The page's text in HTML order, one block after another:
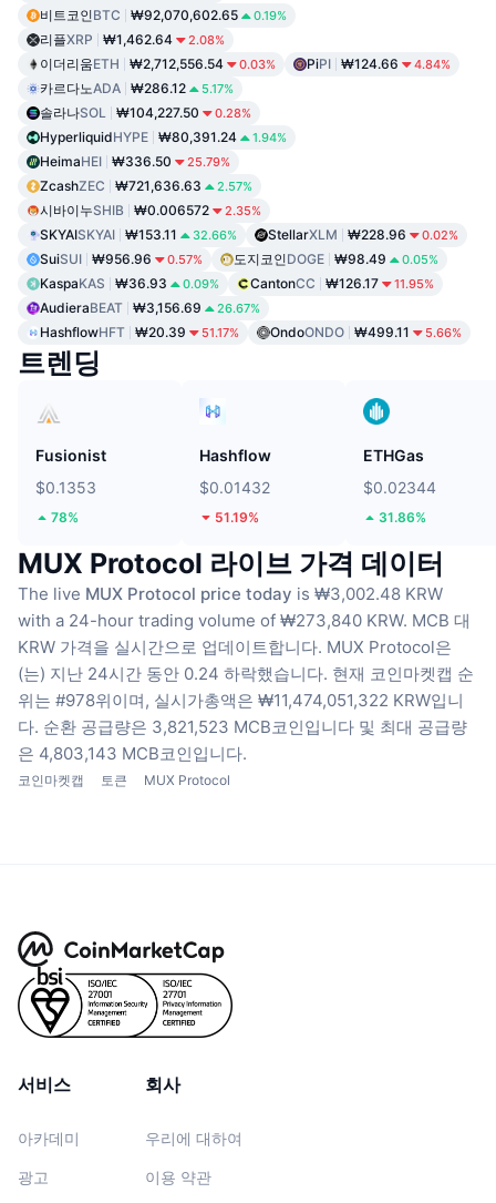
비트코인BTC ₩92,070,602.65 0.19%
리플XRP ₩1,462.64 2.08%
이더리움ETH ₩2,712,556.54 0.03% PiPI ₩124.66 4.84%
카르다노ADA ₩286.12 5.17%
솔라나SOL ₩104,227.50 0.28%
HyperliquidHYPE ₩80,391.24 1.94%
HeimaHEI ₩336.50 25.79%
ZcashZEC ₩721,636.63 2.57%
시바이누SHIB ₩0.006572 2.35%
SKYAISKYAI ₩153.11 32.66% StellarXLM ₩228.96 0.02%
SuiSUI ₩956.96 0.57% 도지코인DOGE ₩98.49 0.05%
KaspaKAS ₩36.93 0.09% CantonCC ₩126.17 11.95%
AudieraBEAT ₩3,156.69 26.67%
HashflowHFT ₩20.39 51.17% OndoONDO ₩499.11 5.66%
트렌딩
Fusionist
$0.1353
78%
Hashflow
$0.01432
51.19%
ETHGas
$0.02344
31.86%
MUX Protocol 라이브 가격 데이터
The live MUX Protocol price today is ₩3,002.48 KRW
with a 24-hour trading volume of ₩273,840 KRW. MCB 대
KRW 가격을 실시간으로 업데이트합니다. MUX Protocol은
(는) 지난 24시간 동안 0.24 하락했습니다. 현재 코인마켓캡 순
위는 #978위이며, 실시가총액은 ₩11,474,051,322 KRW입니
다. 순환 공급량은 3,821,523 MCB코인입니다 및 최대 공급량
은 4,803,143 MCB코인입니다.
코인마켓캡 토큰 MUX Protocol
서비스
아카데미
광고
회사
우리에 대하여
이용 약관